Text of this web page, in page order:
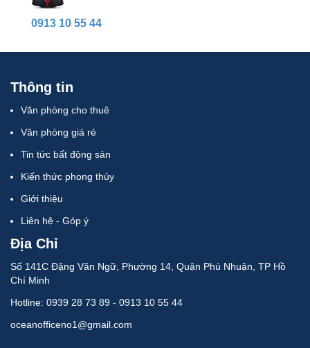
0913 10 55 44
Thông tin
Văn phòng cho thuê
Văn phòng giá rẻ
Tin tức bất động sản
Kiến thức phong thủy
Giới thiệu
Liên hệ - Góp ý
Địa Chỉ
Số 141C Đặng Văn Ngữ, Phường 14, Quận Phú Nhuận, TP Hồ
Chí Minh
Hotline: 0939 28 73 89 - 0913 10 55 44
oceanofficeno1@gmail.com